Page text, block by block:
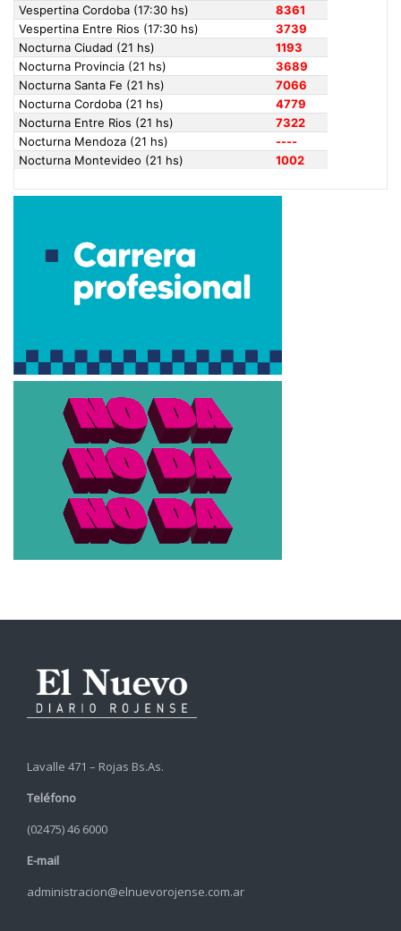
Lavalle 471 – Rojas Bs.As.
Teléfono
(02475) 46 6000
E-mail
administracion@elnuevorojense.com.ar